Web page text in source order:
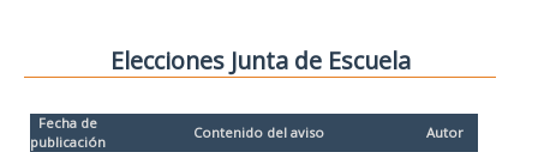
Elecciones Junta de Escuela
Fecha de
publicación
Contenido del aviso Autor